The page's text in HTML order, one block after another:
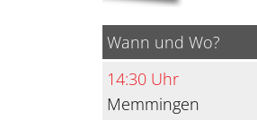
Wann und Wo?
14:30 Uhr
Memmingen